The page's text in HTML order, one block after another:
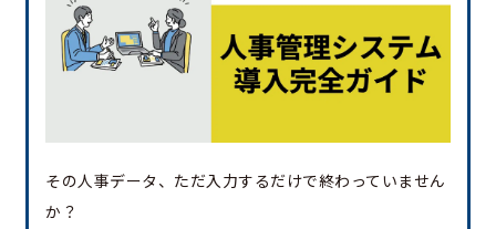
その人事データ、ただ入力するだけで終わっていません
か？